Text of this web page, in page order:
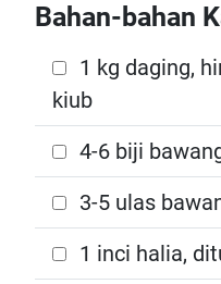
Bahan-bahan
1 kg daging,
kiub
4-6 biji
3-5 ulas
1 inci halia,